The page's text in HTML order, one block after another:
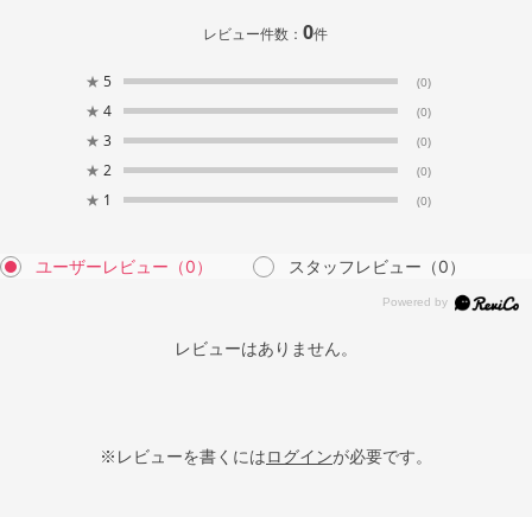
レビュー件数：0件
★ 5 (0)
★ 4 (0)
★ 3 (0)
★ 2 (0)
★ 1 (0)
ユーザーレビュー （0） スタッフレビュー （0）
レビューはありません。
※レビューを書くにはログインが必要です。